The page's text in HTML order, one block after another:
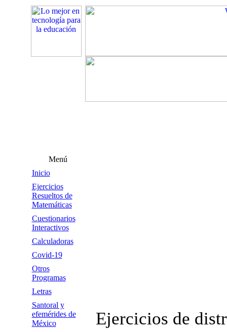
Menú
Inicio
Ejercicios
Resueltos de
Matemáticas
Cuestionarios
Interactivos
Calculadoras
Covid-19
Otros
Programas
Letras
Santoral y
efemérides de
México
Ejercicios de